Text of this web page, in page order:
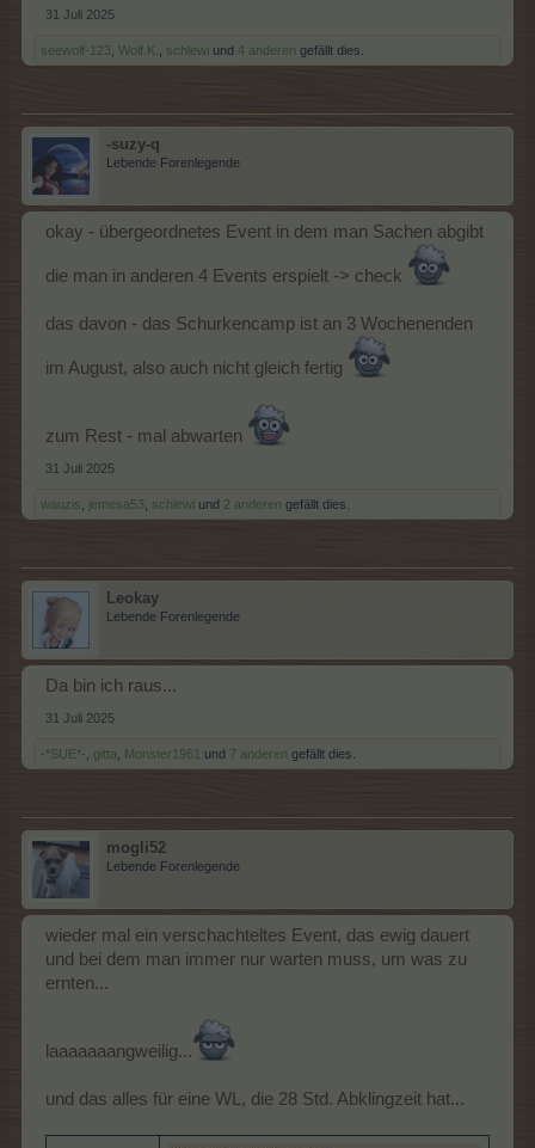
31 Juli 2025
seewolf-123 Wolf.K. schlewi und 4 anderen gefällt dies.
-suzy-q
Lebende Forenlegende
okay - übergeordnetes Event in dem man Sachen abgibt
die man in anderen 4 Events erspielt -> check
das davon - das Schurkencamp ist an 3 Wochenenden
im August, also auch nicht gleich fertig
zum Rest - mal abwarten
31 Juli 2025
wauzis jemesa53 schlewi und 2 anderen gefällt dies.
Leokay
Lebende Forenlegende
Da bin ich raus...
31 Juli 2025
-*SUE*- gitta Monster1961 und 7 anderen gefällt dies.
mogli52
Lebende Forenlegende
wieder mal ein verschachteltes Event, das ewig dauert
und bei dem man immer nur warten muss, um was zu
ernten...
laaaaaaangweilig...
und das alles für eine WL, die 28 Std. Abklingzeit hat...